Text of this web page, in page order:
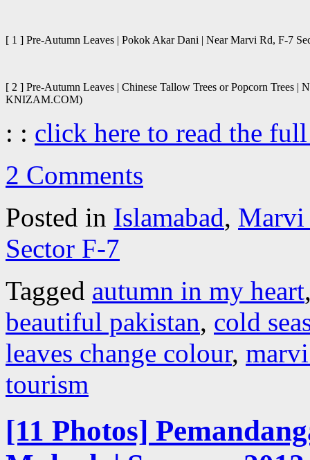
[ 1 ] Pre-Autumn Leaves | Pokok Akar Dani | Near Marvi Rd, F-7
[ 2 ] Pre-Autumn Leaves | Chinese Tallow Trees or Popcorn Trees
KNIZAM.COM)
: : click here to read the
2 Comments
Posted in Islamabad, Marvi
Sector F-7
Tagged autumn in my heart
beautiful pakistan, cold
leaves change colour,
tourism
[11 Photos]